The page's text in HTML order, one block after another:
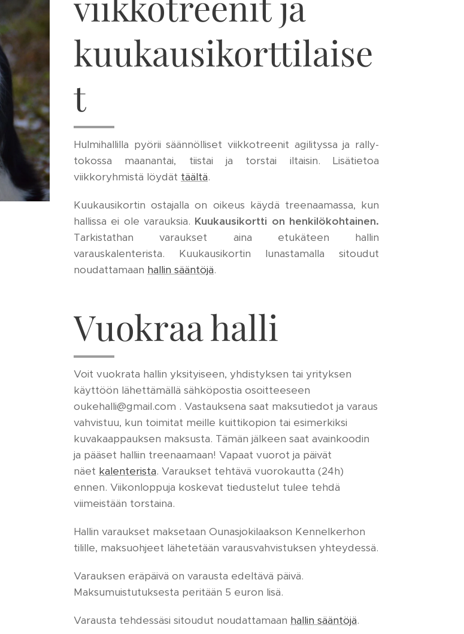
kuukausikorttilaise
t
Hulmihallilla pyörii säännölliset viikkotreenit agilityssa ja rally-
tokossa maanantai, tiistai ja torstai iltaisin. Lisätietoa
viikkoryhmistä löydät täältä.
Kuukausikortin ostajalla on oikeus käydä treenaamassa, kun
hallissa ei ole varauksia. Kuukausikortti on henkilökohtainen.
Tarkistathan varaukset aina etukäteen hallin
varauskalenterista. Kuukausikortin lunastamalla sitoudut
noudattamaan hallin sääntöjä.
Vuokraa halli
Voit vuokrata hallin yksityiseen, yhdistyksen tai yrityksen
käyttöön lähettämällä sähköpostia osoitteeseen
oukehalli@gmail.com . Vastauksena saat maksutiedot ja varaus
vahvistuu, kun toimitat meille kuittikopion tai esimerkiksi
kuvakaappauksen maksusta. Tämän jälkeen saat avainkoodin
ja pääset halliin treenaamaan! Vapaat vuorot ja päivät
näet kalenterista. Varaukset tehtävä vuorokautta (24h)
ennen. Viikonloppuja koskevat tiedustelut tulee tehdä
viimeistään torstaina.
Hallin varaukset maksetaan Ounasjokilaakson Kennelkerhon
tilille, maksuohjeet lähetetään varausvahvistuksen yhteydessä.
Varauksen eräpäivä on varausta edeltävä päivä.
Maksumuistutuksesta peritään 5 euron lisä.
Varausta tehdessäsi sitoudut noudattamaan hallin sääntöjä.